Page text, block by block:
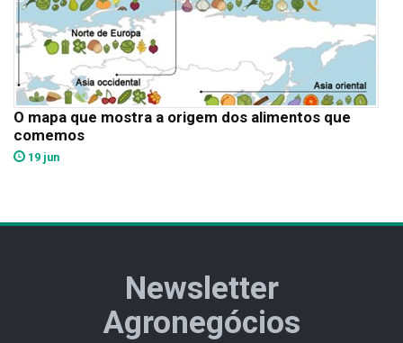
O mapa que mostra a origem dos alimentos que
comemos
19 jun
Newsletter
Agronegócios